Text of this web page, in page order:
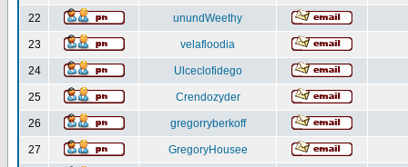
22 unundWeethy
23 velafloodia
24 Ulceclofidego
25 Crendozyder
26 gregorryberkoff
27 GregoryHousee